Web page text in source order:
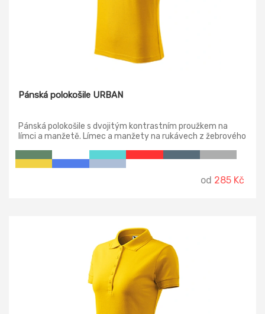
Pánská polokošile URBAN
Pánská polokošile s dvojitým kontrastním proužkem na
límci a manžetě. Límec a manžety na rukávech z žebrového
páskou z vrchového materiálu.
od 285 Kč